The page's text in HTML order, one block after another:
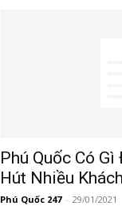
Phú Quốc Có
Hút Nhiều
Phú Quốc 247 - 29/01/2021